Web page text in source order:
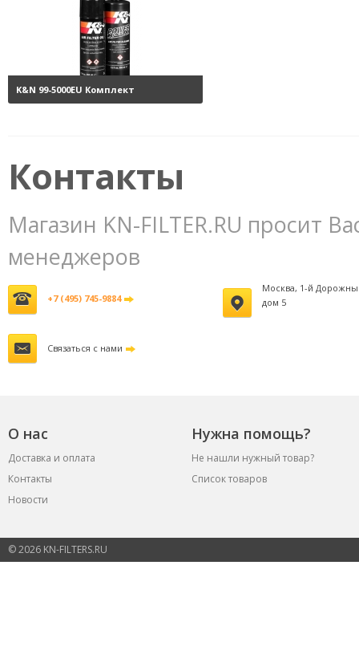
K&N 99-5000EU Комплект
Контакты
Магазин KN-FILTER.RU просит
менеджеров
+7 (495) 745-9884
Москва, 1-й
дом 5
Связаться с нами
О нас Нужна помощь?
Доставка и оплата
Не нашли нужный товар?
Контакты
Список товаров
Новости
© 2026 KN-FILTERS.RU